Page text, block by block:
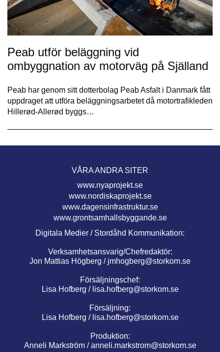
Peab utför beläggning vid
ombyggnation av motorväg på Själland
Peab har genom sitt dotterbolag Peab Asfalt i Danmark fått
uppdraget att utföra beläggningsarbetet då motortrafikleden
Hillerød-Allerød byggs…
VÅRA ANDRA SITER
www.nyaprojekt.se
www.nordiskaprojekt.se
www.dagensinfrastruktur.se
www.grontsamhallsbyggande.se
Digitala Medier / Stordåhd Kommunikation:
Verksamhetsansvarig/Chefredaktör:
Jon Mattias Högberg / jmhogberg@storkom.se
Försäljningschef:
Lisa Hofberg / lisa.hofberg@storkom.se
Försäljning:
Lisa Hofberg / lisa.hofberg@storkom.se
Produktion:
Anneli Markström /anneli.markstrom@storkom.se